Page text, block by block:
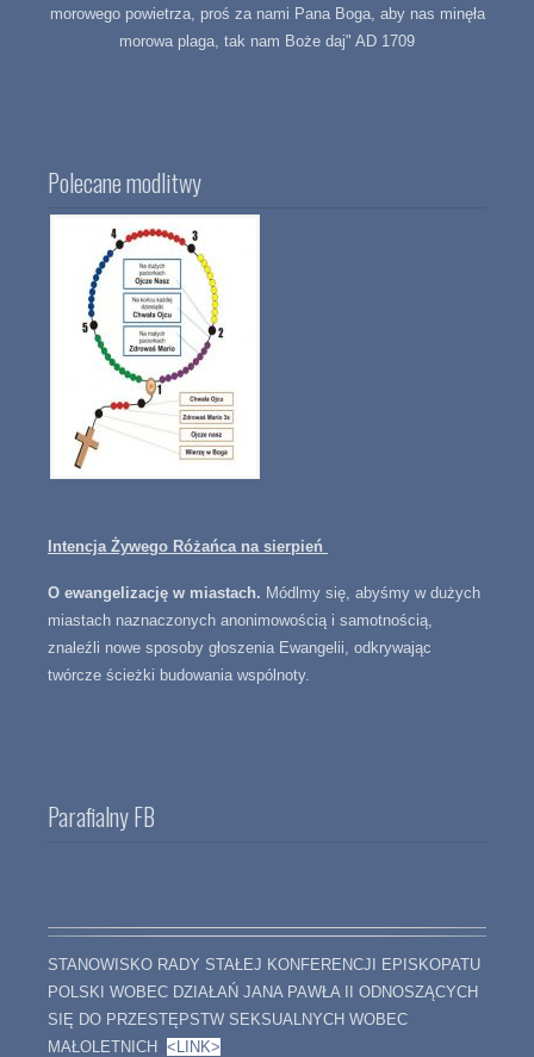
morowego powietrza, proś za nami Pana Boga, aby nas minęła
morowa plaga, tak nam Boże daj" AD 1709
Polecane modlitwy
Intencja Żywego Różańca na sierpień
O ewangelizację w miastach. Módlmy się, abyśmy w dużych
miastach naznaczonych anonimowością i samotnością,
znaleźli nowe sposoby głoszenia Ewangelii, odkrywając
twórcze ścieżki budowania wspólnoty.
Parafialny FB
STANOWISKO RADY STAŁEJ KONFERENCJI EPISKOPATU
POLSKI WOBEC DZIAŁAŃ JANA PAWŁA II ODNOSZĄCYCH
SIĘ DO PRZESTĘPSTW SEKSUALNYCH WOBEC
MAŁOLETNICH
<LINK>